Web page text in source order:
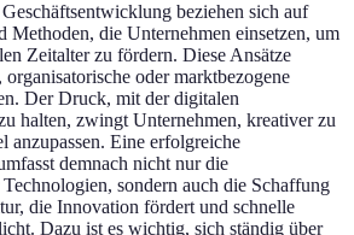
beziehen sich auf
Methoden, die Unternehmen einsetzen, um
Zeitalter zu fördern. Diese Ansätze
oder marktbezogene
Der Druck, mit der digitalen
halten, zwingt Unternehmen, kreativer zu
anzupassen. Eine erfolgreiche
demnach nicht nur die
sondern auch die Schaffung
die Innovation fördert und schnelle
Dazu ist es wichtig, sich ständig über